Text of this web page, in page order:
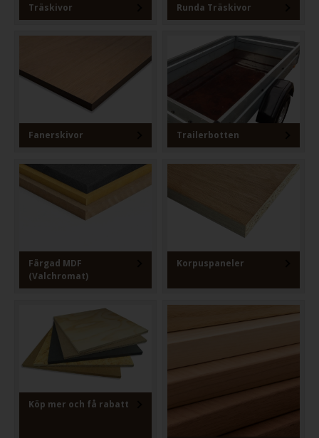
Träskivor Runda Träskivor
Fanerskivor Trailerbotten
Färgad MDF
(Valchromat)
Korpuspaneler
Köp mer och få rabatt